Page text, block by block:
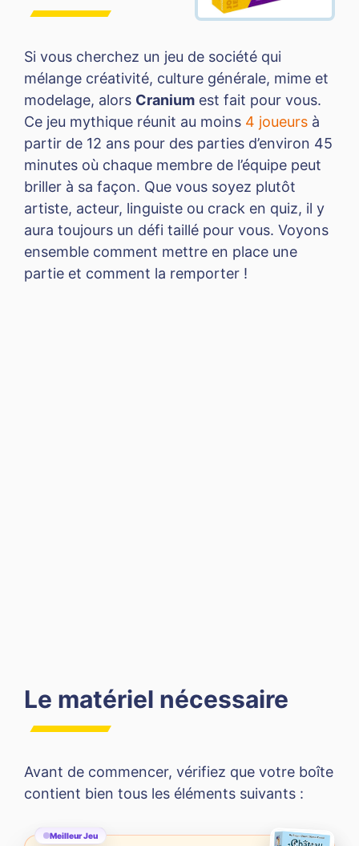
Si vous cherchez un jeu de société qui
mélange créativité, culture générale, mime et
modelage, alors Cranium est fait pour vous.
Ce jeu mythique réunit au moins 4 joueurs à
partir de 12 ans pour des parties d’environ 45
minutes où chaque membre de l’équipe peut
briller à sa façon. Que vous soyez plutôt
artiste, acteur, linguiste ou crack en quiz, il y
aura toujours un défi taillé pour vous. Voyons
ensemble comment mettre en place une
partie et comment la remporter !
Le matériel nécessaire
Avant de commencer, vérifiez que votre boîte
contient bien tous les éléments suivants :
Meilleur Jeu